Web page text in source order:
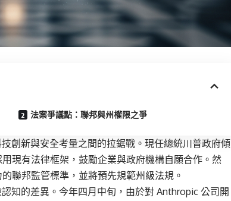
法案爭議點：聯邦與州權限之爭
創新與安全考量之間的拉鋸戰。現任總統川普政府傾
現有法律框架，鼓勵企業與政府機構自願合作。然
聯邦監管標準，並將預先規範州級法規。
知的差異。今年四月中旬，由於對 Anthropic 公司開